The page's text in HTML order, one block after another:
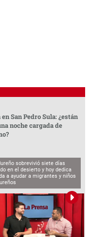
San Pedro Sula: ¿están
noche cargada de
sobrevivió siete días
en el desierto y hoy dedica
a ayudar a migrantes y niños